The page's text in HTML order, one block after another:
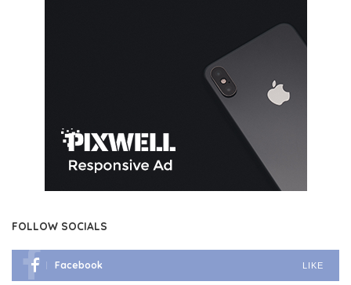
FOLLOW SOCIALS
Facebook LIKE